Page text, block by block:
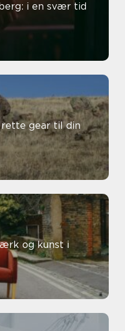
i en svær tid
gear til din
og kunst i